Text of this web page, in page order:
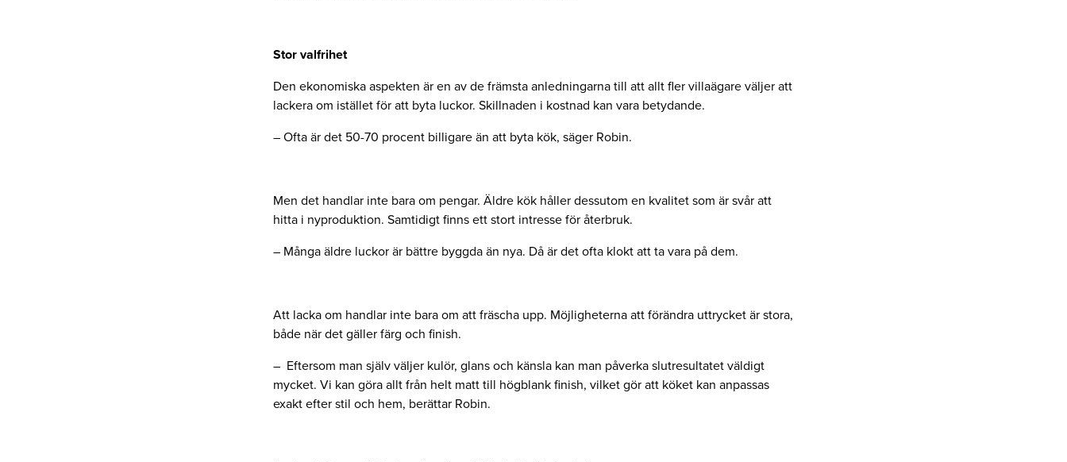
Stor valfrihet
Den ekonomiska aspekten är en av de främsta anledningarna till att allt fler villaägare väljer att
lackera om istället för att byta luckor. Skillnaden i kostnad kan vara betydande.
– Ofta är det 50-70 procent billigare än att byta kök, säger Robin.
Men det handlar inte bara om pengar. Äldre kök håller dessutom en kvalitet som är svår att
hitta i nyproduktion. Samtidigt finns ett stort intresse för återbruk.
– Många äldre luckor är bättre byggda än nya. Då är det ofta klokt att ta vara på dem.
Att lacka om handlar inte bara om att fräscha upp. Möjligheterna att förändra uttrycket är stora,
både när det gäller färg och finish.
– Eftersom man själv väljer kulör, glans och känsla kan man påverka slutresultatet väldigt
mycket. Vi kan göra allt från helt matt till högblank finish, vilket gör att köket kan anpassas
exakt efter stil och hem, berättar Robin.